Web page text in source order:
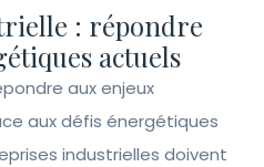
: répondre
actuels
aux enjeux
aux défis énergétiques
industrielles doivent